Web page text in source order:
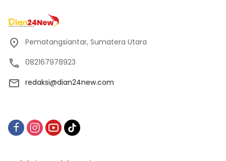
Pematangsiantar, Sumatera Utara
082167978923
redaksi@dian24new.com